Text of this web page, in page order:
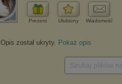
Prezent Ulubiony Wiadomość
Opis został ukryty. Pokaż opis